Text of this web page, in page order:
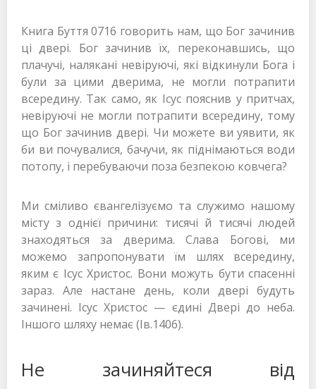
Книга Буття 0716 говорить нам, що Бог зачинив
ці двері. Бог зачинив їх, переконавшись, що
плачучі, налякані невіруючі, які відкинули Бога і
були за цими дверима, не могли потрапити
всередину. Так само, як Ісус пояснив у притчах,
невіруючі не могли потрапити всередину, тому
що Бог зачинив двері. Чи можете ви уявити, як
би ви почувалися, бачучи, як піднімаються води
потопу, і перебуваючи поза безпекою ковчега?
Ми сміливо євангелізуємо та служимо нашому
місту з однієї причини: тисячі й тисячі людей
знаходяться за дверима. Слава Богові, ми
можемо запропонувати їм шлях всередину,
яким є Ісус Христос. Вони можуть бути спасенні
зараз. Але настане день, коли двері будуть
зачинені. Ісус Христос — єдині Двері до неба.
Іншого шляху немає (Ів.1406).
Не зачиняйтеся від